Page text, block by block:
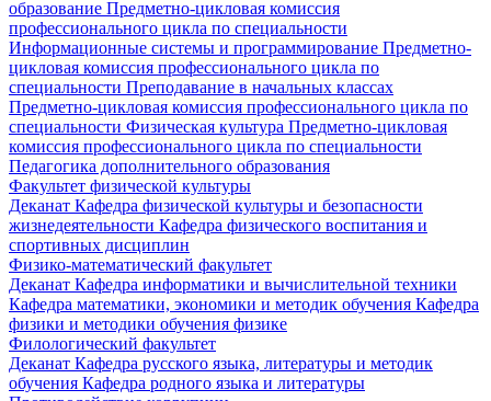
образование Предметно-цикловая комиссия
профессионального цикла по специальности
Информационные системы и программирование Предметно-
цикловая комиссия профессионального цикла по
специальности Преподавание в начальных классах
Предметно-цикловая комиссия профессионального цикла по
специальности Физическая культура Предметно-цикловая
комиссия профессионального цикла по специальности
Педагогика дополнительного образования
Факультет физической культуры
Деканат Кафедра физической культуры и безопасности
жизнедеятельности Кафедра физического воспитания и
спортивных дисциплин
Физико-математический факультет
Деканат Кафедра информатики и вычислительной техники
Кафедра математики, экономики и методик обучения Кафедра
физики и методики обучения физике
Филологический факультет
Деканат Кафедра русского языка, литературы и методик
обучения Кафедра родного языка и литературы